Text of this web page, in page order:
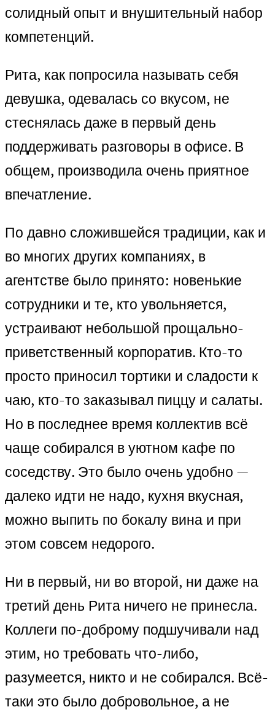
солидный опыт и внушительный набор
компетенций.
Рита, как попросила называть себя
девушка, одевалась со вкусом, не
стеснялась даже в первый день
поддерживать разговоры в офисе. В
общем, производила очень приятное
впечатление.
По давно сложившейся традиции, как и
во многих других компаниях, в
агентстве было принято: новенькие
сотрудники и те, кто увольняется,
устраивают небольшой прощально-
приветственный корпоратив. Кто-то
просто приносил тортики и сладости к
чаю, кто-то заказывал пиццу и салаты.
Но в последнее время коллектив всё
чаще собирался в уютном кафе по
соседству. Это было очень удобно —
далеко идти не надо, кухня вкусная,
можно выпить по бокалу вина и при
этом совсем недорого.
Ни в первый, ни во второй, ни даже на
третий день Рита ничего не принесла.
Коллеги по-доброму подшучивали над
этим, но требовать что-либо,
разумеется, никто и не собирался. Всё-
таки это было добровольное, а не